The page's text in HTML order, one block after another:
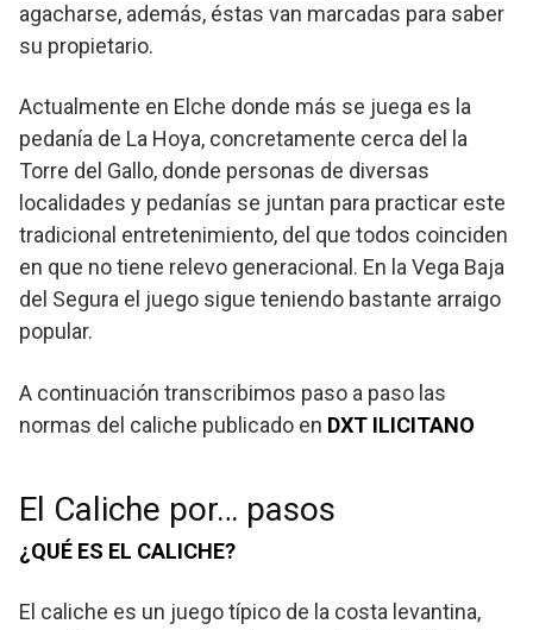
agacharse, además, éstas van marcadas para saber
su propietario.
Actualmente en Elche donde más se juega es la
pedanía de La Hoya, concretamente cerca del la
Torre del Gallo, donde personas de diversas
localidades y pedanías se juntan para practicar este
tradicional entretenimiento, del que todos coinciden
en que no tiene relevo generacional. En la Vega Baja
del Segura el juego sigue teniendo bastante arraigo
popular.
A continuación transcribimos paso a paso las
normas del caliche publicado en DXT ILICITANO
El Caliche por… pasos
¿QUÉ ES EL CALICHE?
El caliche es un juego típico de la costa levantina,